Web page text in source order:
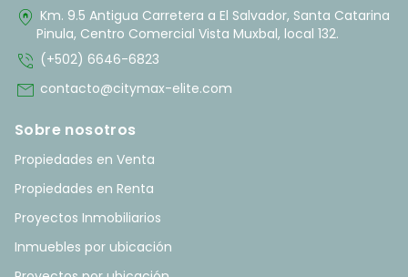
home_pin Km. 9.5 Antigua Carretera a El Salvador, Santa Catarina
Pinula, Centro Comercial Vista Muxbal, local 132.
phone_in_talk (+502) 6646-6823
mail contacto@citymax-elite.com
Sobre nosotros
Propiedades en Venta
Propiedades en Renta
Proyectos Inmobiliarios
Inmuebles por ubicación